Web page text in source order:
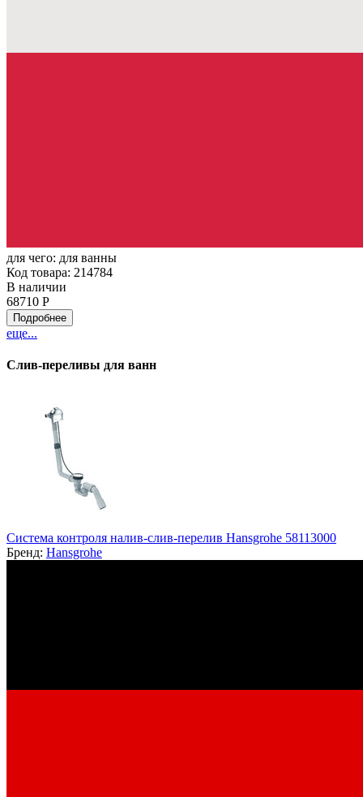
для чего: для ванны
Код товара: 214784
В наличии
68710 Р
Подробнее
еще...
Слив-переливы для ванн
Система контроля налив-слив-перелив Hansgrohe 58113000
Бренд: Hansgrohe